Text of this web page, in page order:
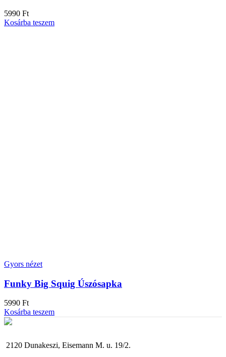
5990 Ft
Kosárba teszem
Gyors nézet
Funky Big Squig Úszósapka
5990 Ft
Kosárba teszem
2120 Dunakeszi, Eisemann M. u. 19/2.